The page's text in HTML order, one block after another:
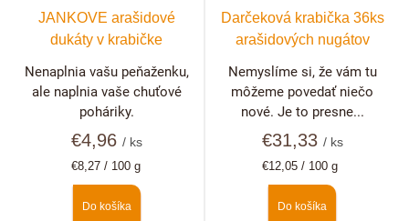
JANKOVE arašidové
dukáty v krabičke
€4,96 / ks
Jednotková
€8,27 / 100 g
Do košíka
Nenaplnia vašu peňaženku,
ale naplnia vaše chuťové
poháriky.
Darčeková krabička 36ks
arašidových nugátov
€31,33 / ks
Jednotková
€12,05 / 100 g
Do košíka
Nemyslíme si, že vám tu
môžeme povedať niečo
nové. Je to presne...